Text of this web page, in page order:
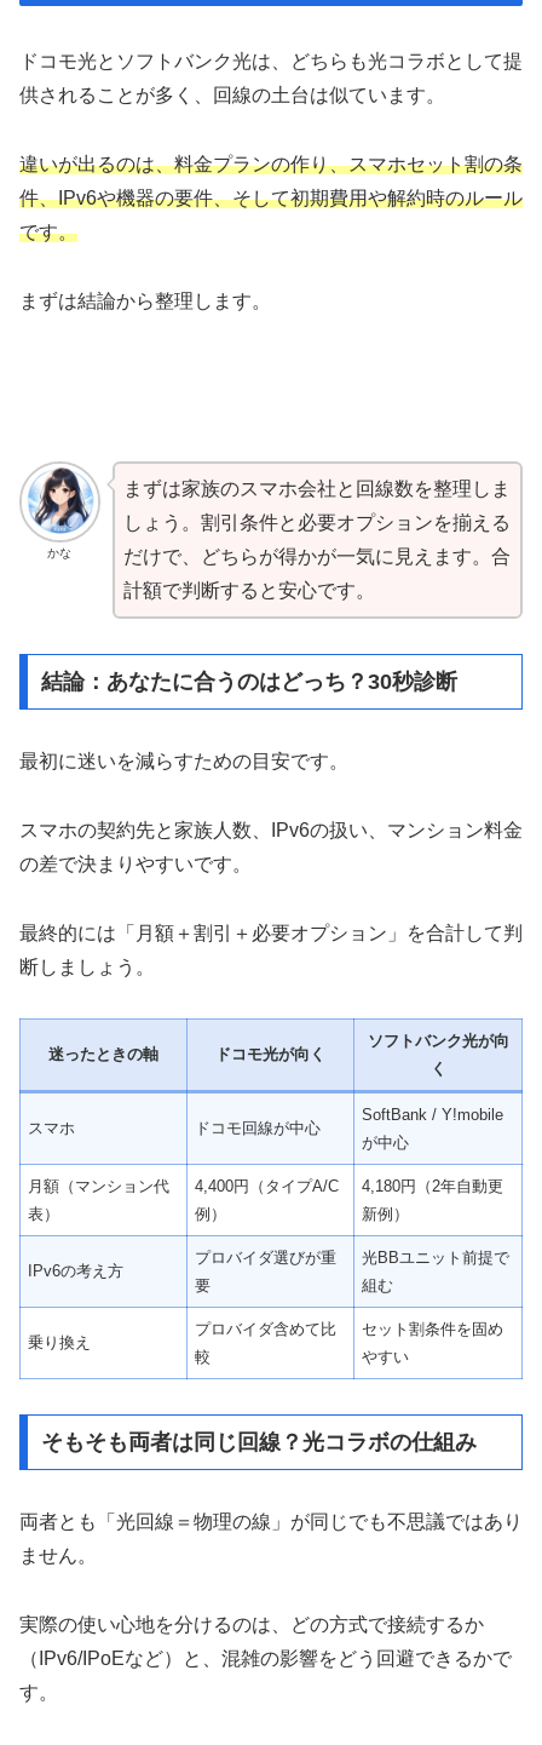
ドコモ光とソフトバンク光は、どちらも光コラボとして提
供されることが多く、回線の土台は似ています。
違いが出るのは、料金プランの作り、スマホセット割の条
件、IPv6や機器の要件、そして初期費用や解約時のルール
です。
まずは結論から整理します。
かな
まずは家族のスマホ会社と回線数を整理しま
しょう。割引条件と必要オプションを揃える
だけで、どちらが得かが一気に見えます。合
計額で判断すると安心です。
結論：あなたに合うのはどっち？30秒診断
最初に迷いを減らすための目安です。
スマホの契約先と家族人数、IPv6の扱い、マンション料金
の差で決まりやすいです。
最終的には「月額＋割引＋必要オプション」を合計して判
断しましょう。
迷ったときの軸 ドコモ光が向く
ソフトバンク光が向
く
スマホ ドコモ回線が中心
SoftBank / Y!mobile
が中心
月額（マンション代
表）
4,400円（タイプA/C
例）
4,180円（2年自動更
新例）
IPv6の考え方
プロバイダ選びが重
要
光BBユニット前提で
組む
乗り換え
プロバイダ含めて比
較
セット割条件を固め
やすい
そもそも両者は同じ回線？光コラボの仕組み
両者とも「光回線＝物理の線」が同じでも不思議ではあり
ません。
実際の使い心地を分けるのは、どの方式で接続するか
（IPv6/IPoEなど）と、混雑の影響をどう回避できるかで
す。